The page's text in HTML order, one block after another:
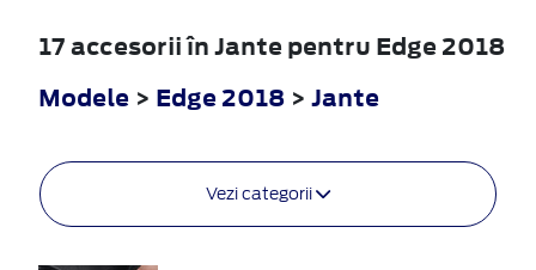
17 accesorii în Jante pentru Edge 2018
Modele > Edge 2018 > Jante
Vezi categorii